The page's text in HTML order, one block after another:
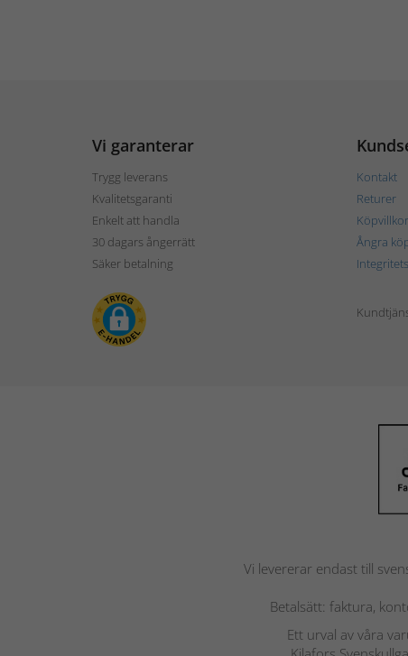
Vi garanterar
Trygg leverans
Kvalitetsgaranti
Enkelt att handla
30 dagars ångerrätt
Säker betalning
Kontakt
Returer
Köpvillkor
Ångra
Vi levererar endast till
Betalsätt: faktura,
Ett urval av våra